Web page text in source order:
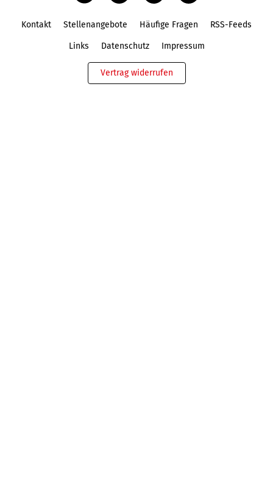
Kontakt Stellenangebote Häufige Fragen RSS-Feeds
Links Datenschutz Impressum
Vertrag widerrufen